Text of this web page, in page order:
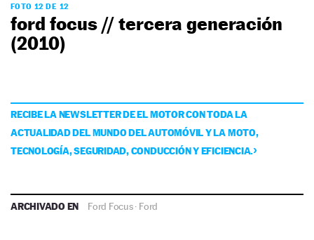
FOTO 12 DE 12
ford focus // tercera generación
(2010)
RECIBE LA NEWSLETTER DE EL MOTOR CON TODA LA
ACTUALIDAD DEL MUNDO DEL AUTOMÓVIL Y LA MOTO,
TECNOLOGÍA, SEGURIDAD, CONDUCCIÓN Y EFICIENCIA.
ARCHIVADO EN Ford Focus· Ford